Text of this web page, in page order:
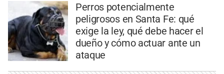
Perros potencialmente
peligrosos en Santa Fe: qué
exige la ley, qué debe hacer el
dueño y cómo actuar ante un
ataque